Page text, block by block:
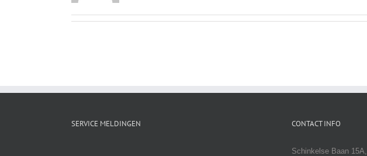
SERVICE MELDINGEN CONTACT INFO
Schinkelse Baan 15A,